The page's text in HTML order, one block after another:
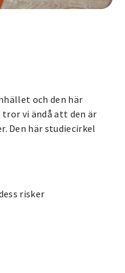
och den här
vi ändå att den är
Den här studiecirkel
risker